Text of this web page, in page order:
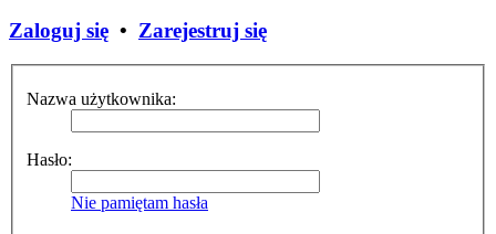
Zaloguj się • Zarejestruj się
Nazwa użytkownika:
Hasło:
Nie pamiętam hasła